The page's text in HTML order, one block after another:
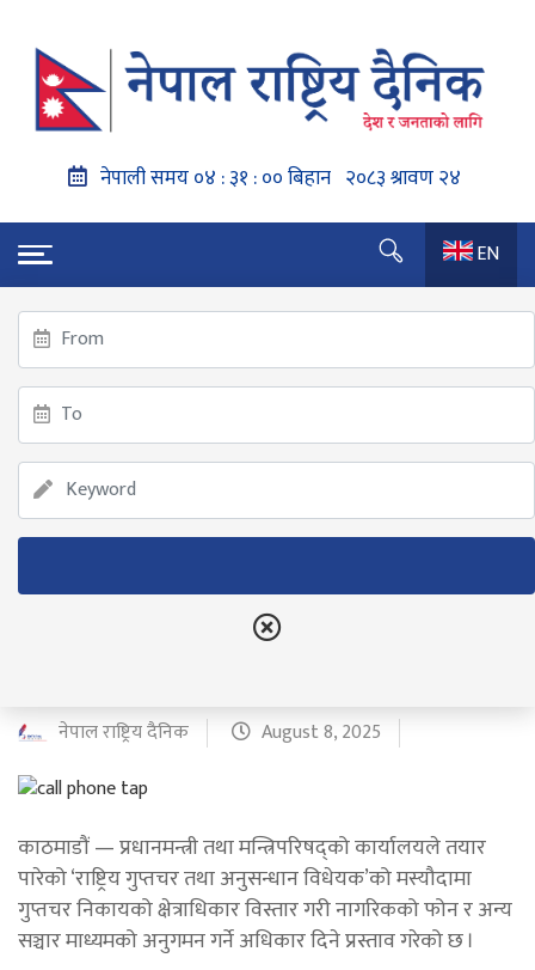
EN
गृहपृष्ठ
सरकारको नयाँ विधेयकमा नागरिकको फोन ट्याप गर्न पाउने
प्रस्ताव
सरकारको नयाँ विधेयकमा
नागरिकको फोन ट्याप गर्न पाउने
नेपाल राष्ट्रिय दैनिक August 8, 2025
काठमाडौं — प्रधानमन्त्री तथा मन्त्रिपरिषद्को कार्यालयले तयार
पारेको ‘राष्ट्रिय गुप्तचर तथा अनुसन्धान विधेयक’को मस्यौदामा
गुप्तचर निकायको क्षेत्राधिकार विस्तार गरी नागरिकको फोन र अन्य
सञ्चार माध्यमको अनुगमन गर्ने अधिकार दिने प्रस्ताव गरेको छ ।